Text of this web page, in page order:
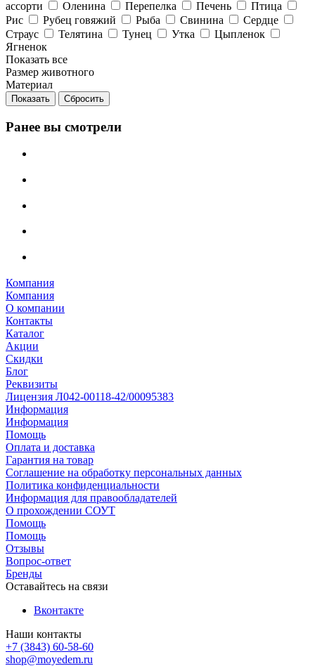
ассорти Оленина Перепелка Печень
Птица
Рис
Рубец говяжий Рыба Свинина
Сердце
Страус
Телятина Тунец Утка
Цыпленок
Ягненок
Показать все
Размер животного
Материал
Сбросить
Ранее вы смотрели
Компания
Компания
О компании
Контакты
Каталог
Акции
Скидки
Блог
Реквизиты
Лицензия Л042-00118-42/00095383
Информация
Информация
Помощь
Оплата и доставка
Гарантия на товар
Соглашение на обработку персональных данных
Политика конфиденциальности
Информация для правообладателей
О прохождении СОУТ
Помощь
Помощь
Отзывы
Вопрос-ответ
Бренды
Оставайтесь на связи
Вконтакте
Наши контакты
+7 (3843) 60-58-60
shop@moyedem.ru